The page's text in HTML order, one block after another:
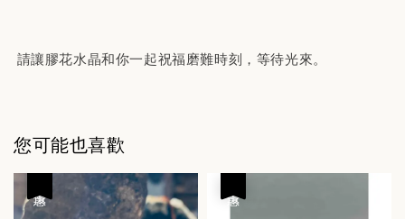
請讓膠花水晶和你一起祝福磨難時刻，等待光來。
您可能也喜歡